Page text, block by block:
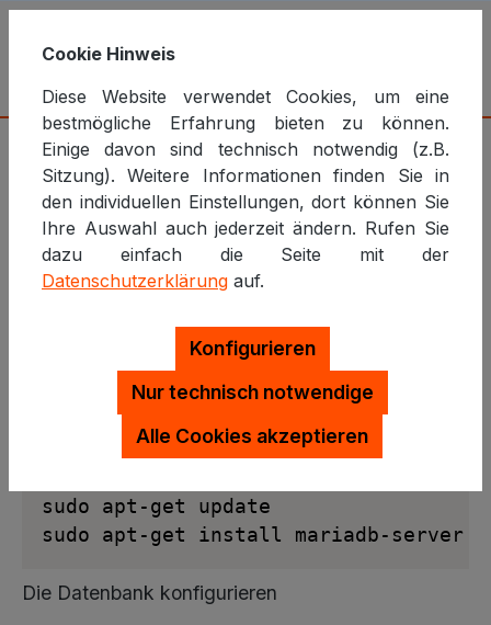
Webanwendungen
MariaDB 10.3 auf Ubuntu
installieren
Das nötige Repository für MariaDB 10.3 in die
sudo apt-get update
sudo apt-get install software-
sudo apt-key adv --recv-keys --
sudo apt-get update
sudo apt-get install mariadb-server
Die Datenbank konfigurieren
Cookie Hinweis
Diese Website verwendet Cookies, um eine
bestmögliche Erfahrung bieten zu können.
Einige davon sind technisch notwendig (z.B.
Sitzung). Weitere Informationen finden Sie in
den individuellen Einstellungen, dort können Sie
Ihre Auswahl auch jederzeit ändern. Rufen Sie
dazu einfach die Seite mit der
Datenschutzerklärung auf.
Nur technisch notwendige
Konfigurieren
Alle Cookies akzeptieren